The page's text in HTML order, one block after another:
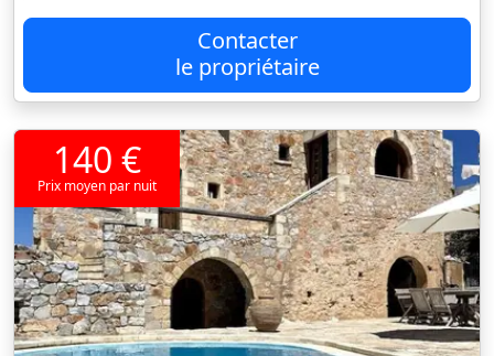
Contacter
le propriétaire
140 €
Prix moyen par nuit